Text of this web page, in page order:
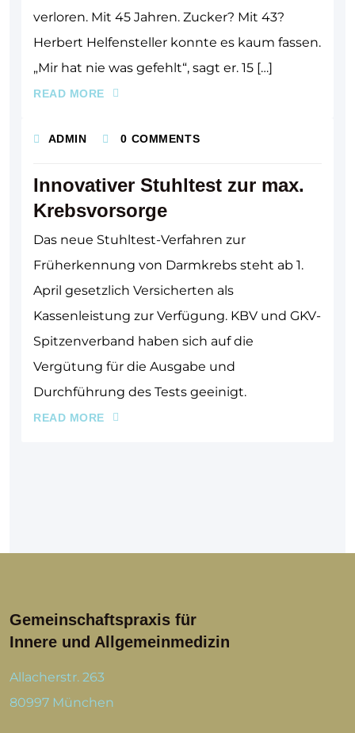
verloren. Mit 45 Jahren. Zucker? Mit 43?
Herbert Helfensteller konnte es kaum fassen.
„Mir hat nie was gefehlt“, sagt er. 15 […]
READ MORE
ADMIN 0 COMMENTS
Innovativer Stuhltest zur max.
Krebsvorsorge
Das neue Stuhltest-Verfahren zur
Früherkennung von Darmkrebs steht ab 1.
April gesetzlich Versicherten als
Kassenleistung zur Verfügung. KBV und GKV-
Spitzenverband haben sich auf die
Vergütung für die Ausgabe und
Durchführung des Tests geeinigt.
READ MORE
Gemeinschaftspraxis für
Innere und Allgemeinmedizin
Allacherstr. 263
80997 München